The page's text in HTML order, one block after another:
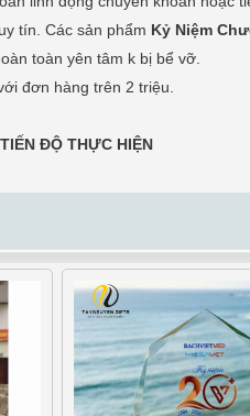
tín. Các sản phẩm Kỷ Niệm
toàn yên tâm k bị bể vỡ.
đơn hàng trên 2 triệu.
ĐỘ THỰC HIỆN